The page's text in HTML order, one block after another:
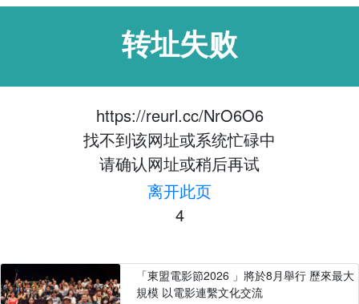
转址失败
https://reurl.cc/NrO6O6
找不到该网址或系统忙碌中
请确认网址或稍后再试
离开此页
4
「東盟電影節2026 」將於8月舉行 歷來最大
規模 以電影連繫文化交流